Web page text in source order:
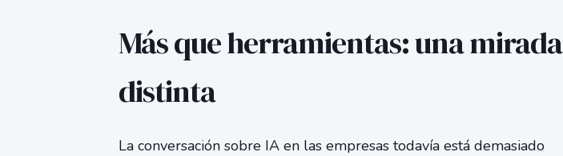
Más que herramientas: una mirada
distinta
La conversación sobre IA en las empresas todavía está demasiado